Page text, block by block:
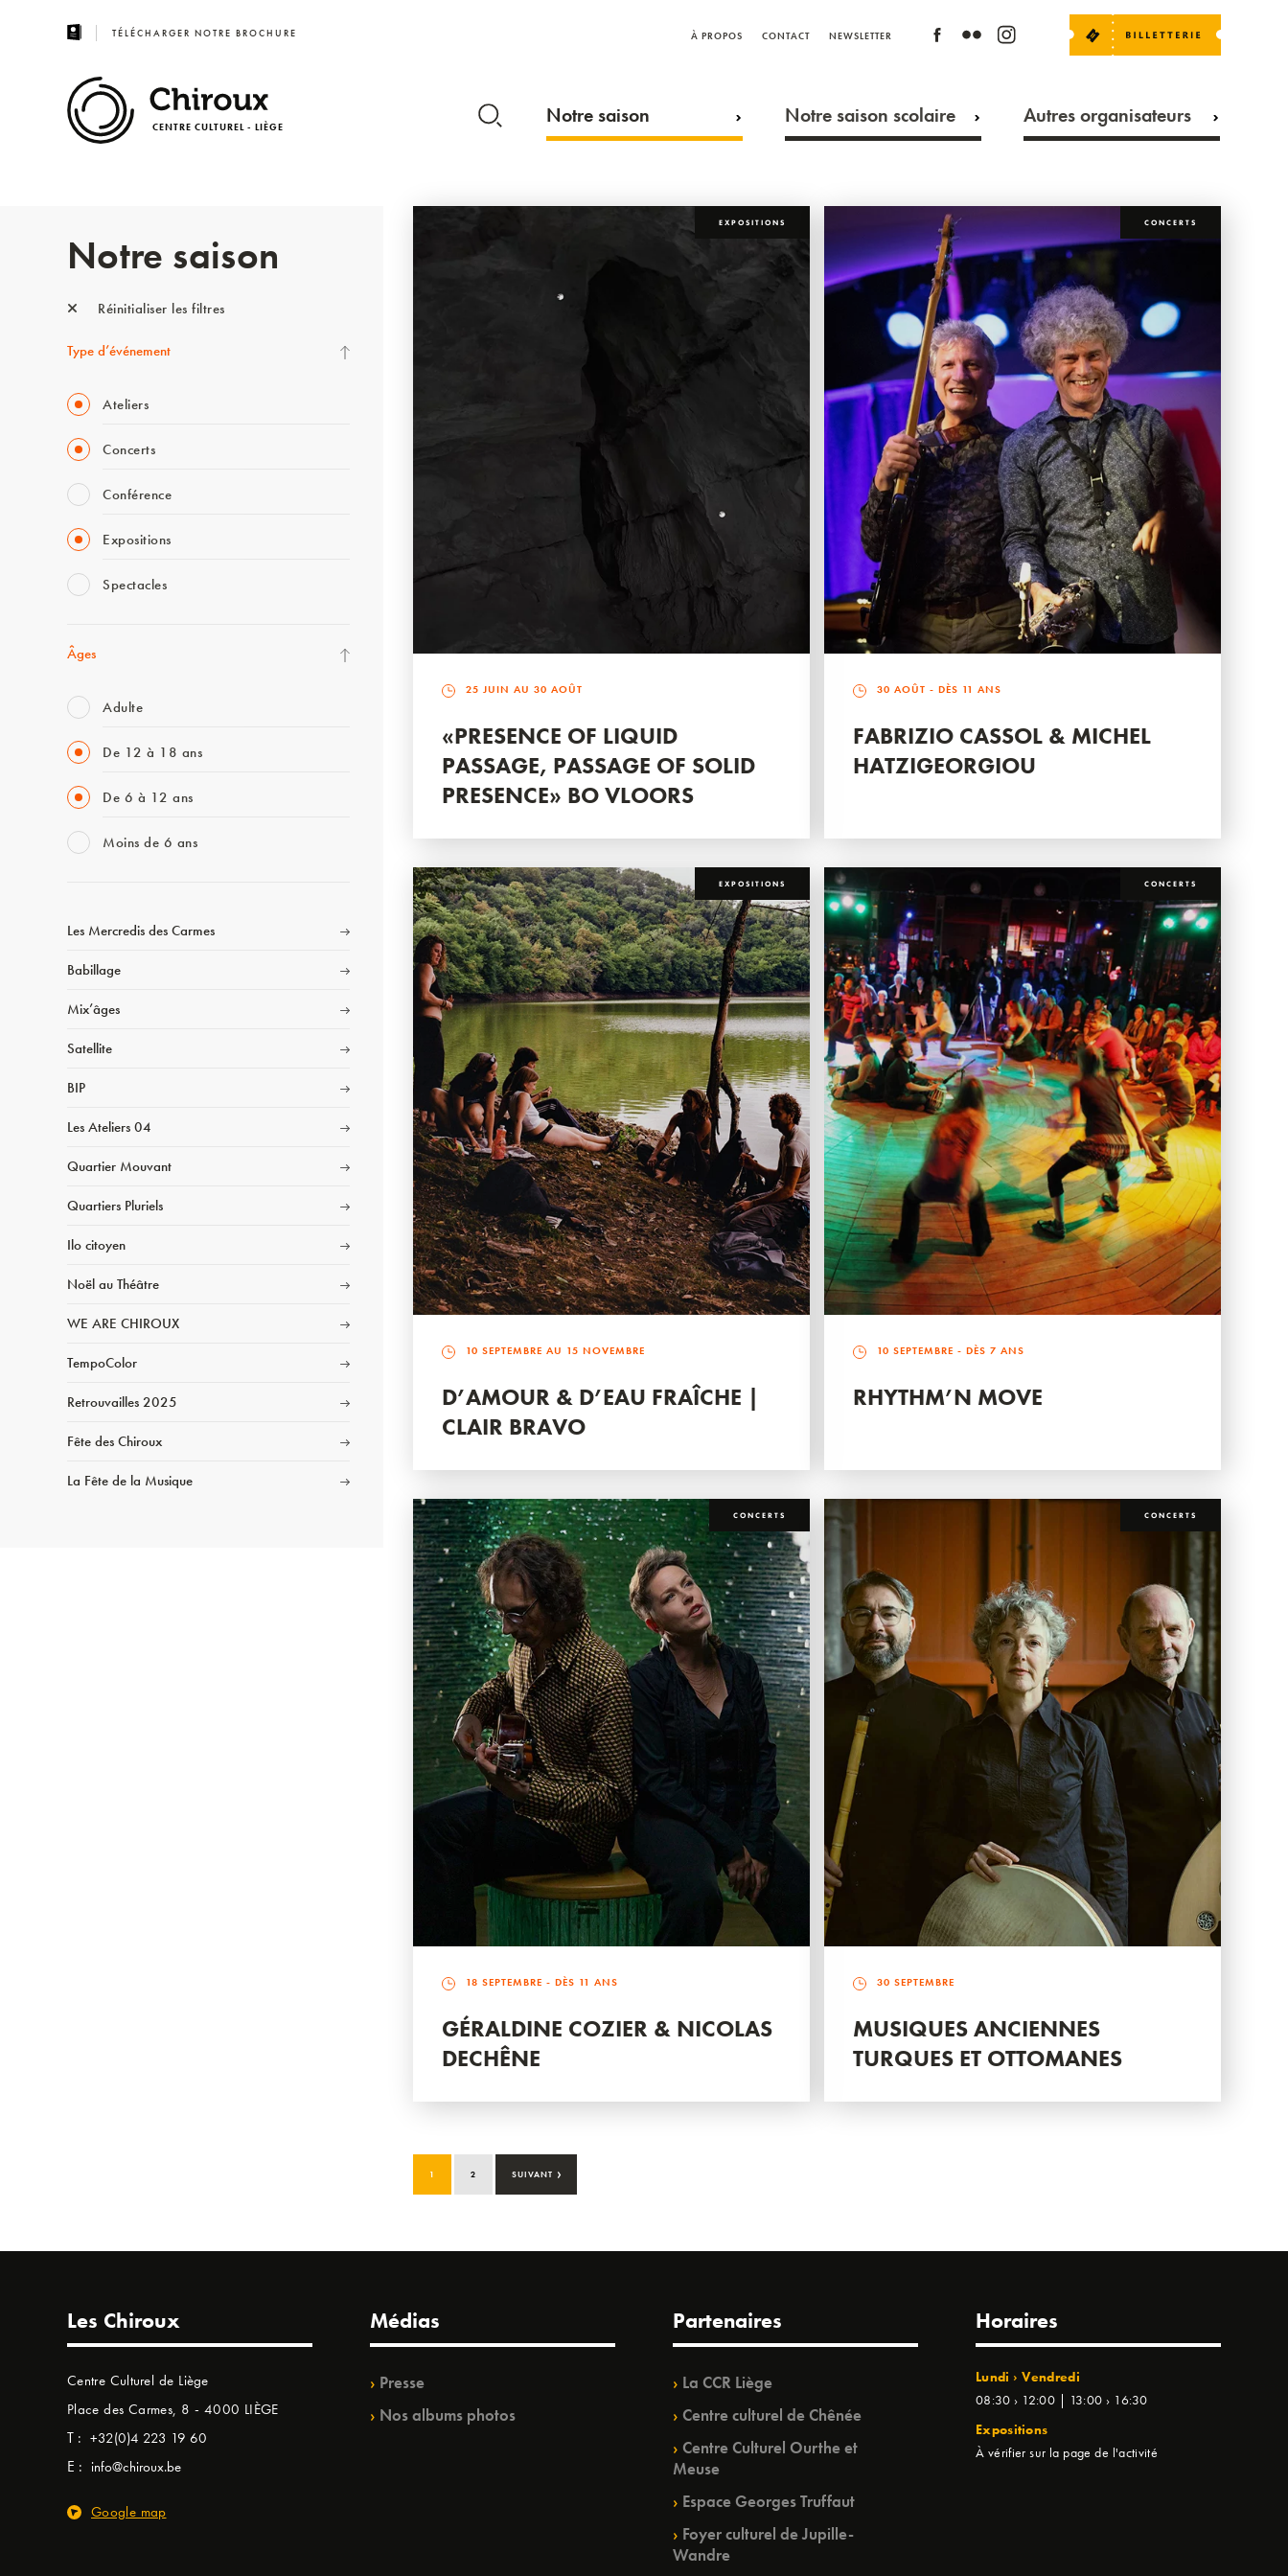
TÉLÉCHARGER NOTRE BROCHURE À PROPOS CONTACT NEWSLETTER
CENTRE CULTUREL - LIÈGE Notre saison Notre saison scolaire Autres organisateurs
Notre saison
Réinitialiser les filtres
Type d’événement
Ateliers
Concerts
Conférence
Expositions
Spectacles
Âges
Adulte
De 12 à 18 ans
De 6 à 12 ans
Moins de 6 ans
Les Mercredis des Carmes
Babillage
Mix’âges
Satellite
BIP
Les Ateliers 04
Quartier Mouvant
Quartiers Pluriels
Ilo citoyen
Noël au Théâtre
WE ARE CHIROUX
TempoColor
Retrouvailles 2025
Fête des Chiroux
La Fête de la Musique
EXPOSITIONS
25 JUIN AU 30 AOÛT
«PRESENCE OF LIQUID
PASSAGE, PASSAGE OF SOLID
PRESENCE» BO VLOORS
CONCERTS
30 AOÛT - DÈS 11 ANS
FABRIZIO CASSOL & MICHEL
HATZIGEORGIOU
EXPOSITIONS
10 SEPTEMBRE AU 15 NOVEMBRE
D’AMOUR & D’EAU FRAÎCHE |
CLAIR BRAVO
CONCERTS
10 SEPTEMBRE - DÈS 7 ANS
RHYTHM’N MOVE
CONCERTS
18 SEPTEMBRE - DÈS 11 ANS
GÉRALDINE COZIER & NICOLAS
DECHÊNE
CONCERTS
30 SEPTEMBRE
MUSIQUES ANCIENNES
TURQUES ET OTTOMANES
1 2 SUIVANT ›
Les Chiroux
Centre Culturel de Liège
Place des Carmes, 8 - 4000 LIÈGE
T : +32(0)4 223 19 60
E : info@chiroux.be
Google map
Médias
Presse
Nos albums photos
Partenaires
La CCR Liège
Centre culturel de Chênée
Centre Culturel Ourthe et
Meuse
Espace Georges Truffaut
Foyer culturel de Jupille-
Wandre
Horaires
Lundi › Vendredi
08:30 › 12:00 | 13:00 › 16:30
Expositions
À vérifier sur la page de l'activité